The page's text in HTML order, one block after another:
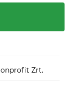
Zrt.